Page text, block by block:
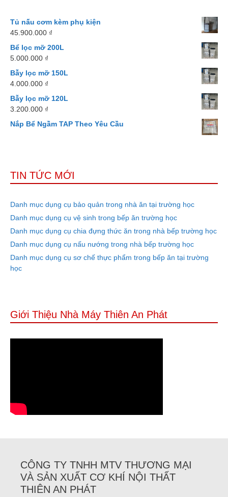
Tủ nấu cơm kèm phụ kiện
45.900.000 ₫
Bể lọc mỡ 200L
5.000.000 ₫
Bẫy lọc mỡ 150L
4.000.000 ₫
Bẫy lọc mỡ 120L
3.200.000 ₫
Nắp Bể Ngầm TAP Theo Yêu Cầu
TIN TỨC MỚI
Danh mục dụng cụ bảo quản trong nhà ăn tại trường học
Danh mục dụng cụ vệ sinh trong bếp ăn trường học
Danh mục dụng cụ chia đựng thức ăn trong nhà bếp trường học
Danh mục dụng cụ nấu nướng trong nhà bếp trường học
Danh mục dụng cụ sơ chế thực phẩm trong bếp ăn tại trường
học
Giới Thiệu Nhà Máy Thiên An Phát
CÔNG TY TNHH MTV THƯƠNG MẠI
VÀ SẢN XUẤT CƠ KHÍ NỘI THẤT
THIÊN AN PHÁT